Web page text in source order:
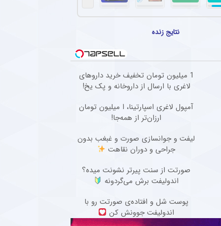
علیرضا منصوریان پیش از دیدار دوستانه دهوک و الطلبه با یکدیگر دیدار کردند و عکسی
برای چشم زخم تا جوراب شانس؛ عقاید عجیب فوتبالیست‌ها!
جوراب خاص و ورود با پای راست به زمین گرفته تا صحبت کردن با تیرک دروازه یا عوض
که در تاریخ فوتبال ماندگار شدند؛ از ورزشگاه‌های اروپا تا جام جهانی
بهترین آهنگ فوتبالی هستید، بهتر است ابتدا داستان شکل‌گیری مشهورترین آهنگ‌های تاریخ
نتایج زنده
1 میلیون تومان تخفیف خرید داروهای
لاغری با ارسال از داروخانه و پک یخ!
آمپول لاغری اسپارتینا، ا میلیون تومان
ارزان‌تر از همه‌جا!
لیفت و جوانسازی صورت و غبغب بدون
جراحی و دوران نقاهت
صورتت از سنت پیرتر نشونت میده؟
اندولیفت برش می‌گردونه
پوست شل و افتاده‌ی صورتت رو با
اندولیفت جوونش کن